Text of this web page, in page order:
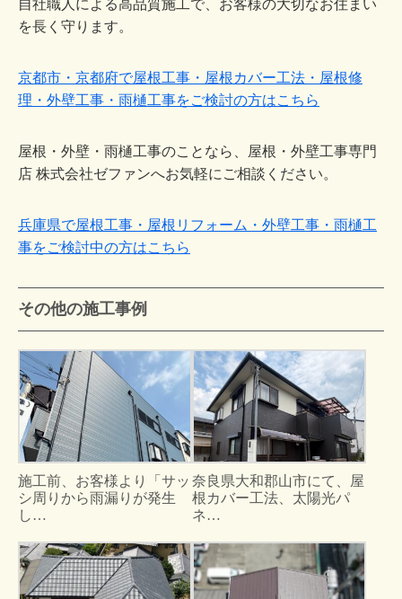
自社職人による高品質施工で、お客様の大切なお住まい
を長く守ります。
京都市・京都府で屋根工事・屋根カバー工法・屋根修
理・外壁工事・雨樋工事をご検討の方はこちら
屋根・外壁・雨樋工事のことなら、屋根・外壁工事専門
店 株式会社ゼファンへお気軽にご相談ください。
兵庫県で屋根工事・屋根リフォーム・外壁工事・雨樋工
事をご検討中の方はこちら
その他の施工事例
施工前、お客様より「サッ
シ周りから雨漏りが発生
し…
奈良県大和郡山市にて、屋
根カバー工法、太陽光パ
ネ…